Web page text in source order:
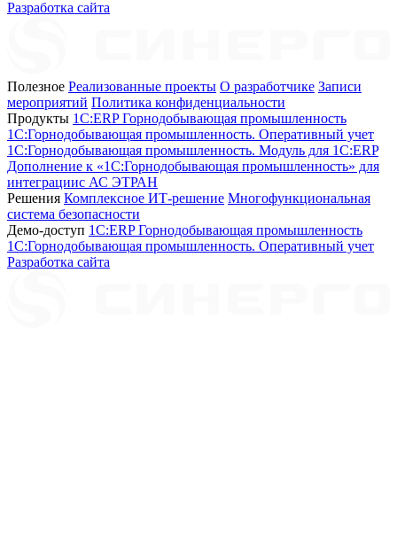
Разработка сайта
Полезное Реализованные проекты О разработчике Записи
мероприятий Политика конфиденциальности
Продукты 1C:ERP Горнодобывающая промышленность
1C:Горнодобывающая промышленность. Оперативный учет
1C:Горнодобывающая промышленность. Модуль для 1С:ERP
Дополнение к «1С:Горнодобывающая промышленность» для
интеграциис АС ЭТРАН
Решения Комплексное ИТ-решение Многофункциональная
система безопасности
Демо-доступ 1С:ERP Горнодобывающая промышленность
1С:Горнодобывающая промышленность. Оперативный учет
Разработка сайта